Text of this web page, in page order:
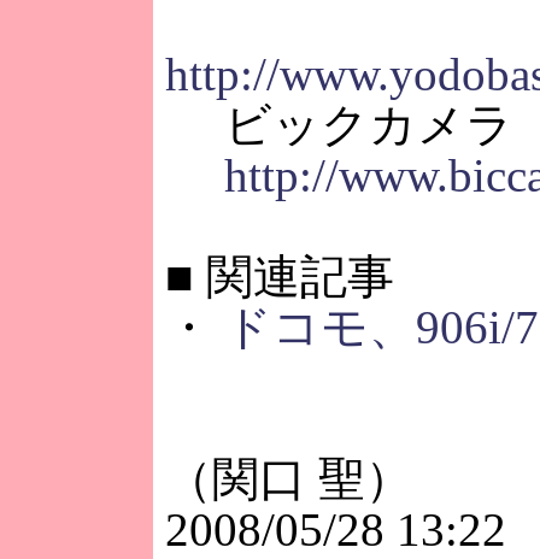
http://
ビックカメラ
http://
■ 関連記事
・
ドコモ、
（関口 聖）
2008/05/28 13:22